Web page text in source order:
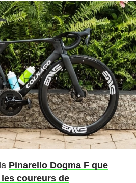
Pinarello Dogma F que
coureurs de